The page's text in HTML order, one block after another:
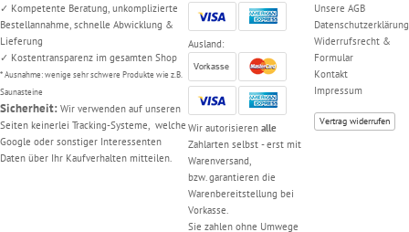
✓ Kompetente Beratung, unkomplizierte
Bestellannahme, schnelle Abwicklung &
Lieferung
✓ Kostentransparenz im gesamten Shop
* Ausnahme: wenige sehr schwere Produkte wie z.B.
Saunasteine
Sicherheit: Wir verwenden auf unseren
Seiten keinerlei Tracking-Systeme, welche
Google oder sonstiger Interessenten
Daten über Ihr Kaufverhalten mitteilen.
Ausland:
Wir autorisierenalle
Zahlarten selbst - erst mit
Warenversand,
bzw. garantieren die
Warenbereitstellung bei
Vorkasse.
Sie zahlen ohne Umwege
Unsere AGB
Datenschutzerklärung
Widerrufsrecht &
Formular
Kontakt
Impressum
Vertrag widerrufen